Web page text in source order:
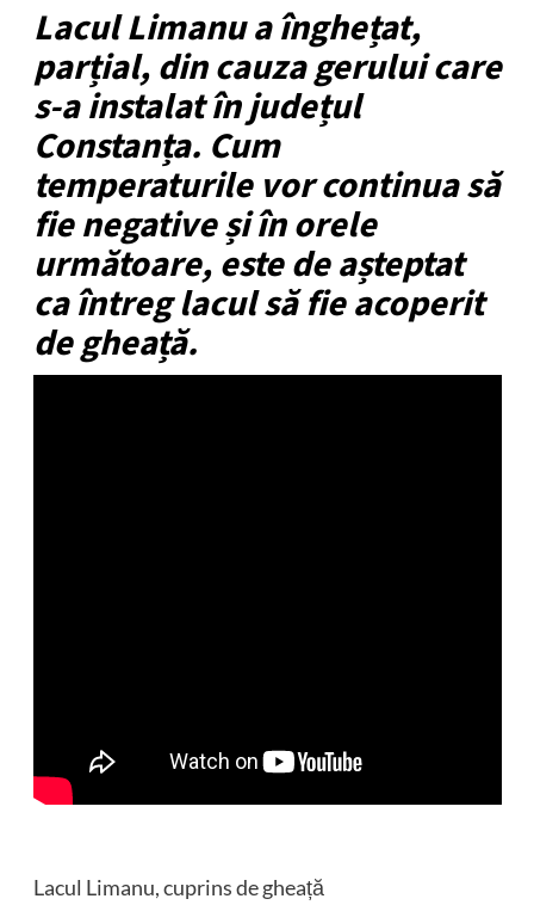
Lacul Limanu a înghețat,
parțial, din cauza gerului care
s-a instalat în județul
Constanța. Cum
temperaturile vor continua să
fie negative și în orele
următoare, este de așteptat
ca întreg lacul să fie acoperit
de gheață.
Lacul Limanu, cuprins de gheață